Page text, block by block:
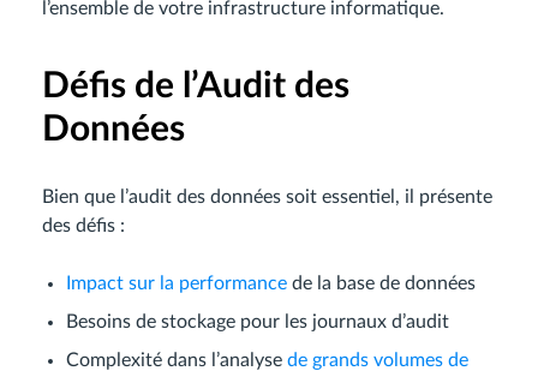
l’ensemble de votre infrastructure informatique.
Défis de l’Audit des
Données
Bien que l’audit des données soit essentiel, il présente
des défis :
Impact sur la performance de la base de données
Besoins de stockage pour les journaux d’audit
Complexité dans l’analyse de grands volumes de